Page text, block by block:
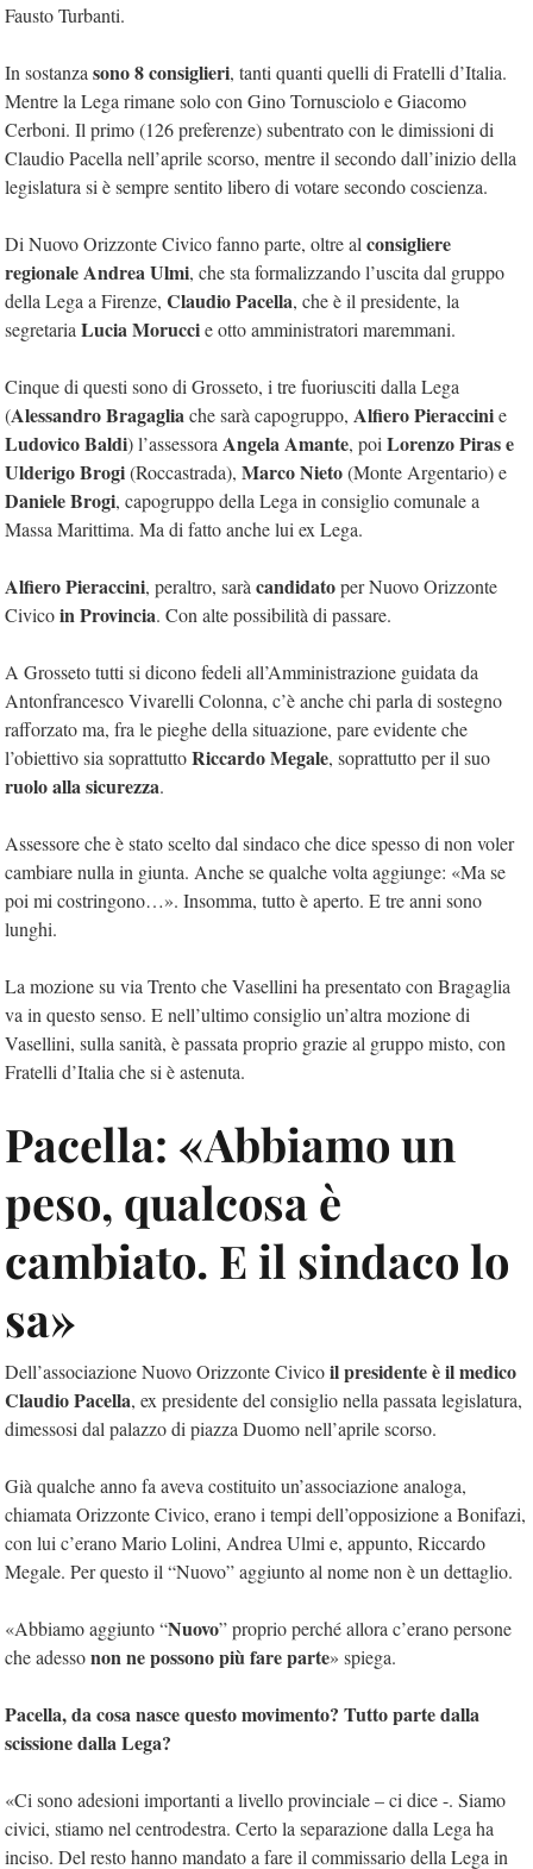
Fausto Turbanti.
In sostanza sono 8 consiglieri, tanti quanti quelli di Fratelli d’Italia.
Mentre la Lega rimane solo con Gino Tornusciolo e Giacomo
Cerboni. Il primo (126 preferenze) subentrato con le dimissioni di
Claudio Pacella nell’aprile scorso, mentre il secondo dall’inizio della
legislatura si è sempre sentito libero di votare secondo coscienza.
Di Nuovo Orizzonte Civico fanno parte, oltre al consigliere
regionale Andrea Ulmi, che sta formalizzando l’uscita dal gruppo
della Lega a Firenze, Claudio Pacella, che è il presidente, la
segretaria Lucia Moruccie otto amministratori maremmani.
Cinque di questi sono di Grosseto, i tre fuoriusciti dalla Lega
(Alessandro Bragagliache sarà capogruppo, Alfiero Pieraccinie
Ludovico Baldi) l’assessora Angela Amante, poi Lorenzo Piras e
Ulderigo Brogi(Roccastrada), Marco Nieto(Monte Argentario) e
Daniele Brogi, capogruppo della Lega in consiglio comunale a
Massa Marittima. Ma di fatto anche lui ex Lega.
Alfiero Pieraccini, peraltro, sarà candidatoper Nuovo Orizzonte
Civicoin Provincia. Con alte possibilità di passare.
A Grosseto tutti si dicono fedeli all’Amministrazione guidata da
Antonfrancesco Vivarelli Colonna, c’è anche chi parla di sostegno
rafforzato ma, fra le pieghe della situazione, pare evidente che
l’obiettivo sia soprattuttoRiccardo Megale, soprattutto per il suo
ruolo alla sicurezza.
Assessore che è stato scelto dal sindaco che dice spesso di non voler
cambiare nulla in giunta. Anche se qualche volta aggiunge: «Ma se
poi mi costringono…». Insomma, tutto è aperto. E tre anni sono
lunghi.
La mozione su via Trento che Vasellini ha presentato con Bragaglia
va in questo senso. E nell’ultimo consiglio un’altra mozione di
Vasellini, sulla sanità, è passata proprio grazie al gruppo misto, con
Fratelli d’Italia che si è astenuta.
Pacella: «Abbiamo un
peso, qualcosa è
cambiato. E il sindaco lo
sa»
Dell’associazione Nuovo Orizzonte Civicoil presidente è il medico
Claudio Pacella, ex presidente del consiglio nella passata legislatura,
dimessosi dal palazzo di piazza Duomo nell’aprile scorso.
Già qualche anno fa aveva costituito un’associazione analoga,
chiamata Orizzonte Civico, erano i tempi dell’opposizione a Bonifazi,
con lui c’erano Mario Lolini, Andrea Ulmi e, appunto, Riccardo
Megale. Per questo il “Nuovo” aggiunto al nome non è un dettaglio.
«Abbiamo aggiunto “Nuovo” proprio perché allora c’erano persone
che adessonon ne possono più fare parte» spiega.
Pacella, da cosa nasce questo movimento? Tutto parte dalla
scissione dalla Lega?
«Ci sono adesioni importanti a livello provinciale – ci dice -. Siamo
civici, stiamo nel centrodestra. Certo la separazione dalla Lega ha
inciso. Del resto hanno mandato a fare il commissario della Lega in